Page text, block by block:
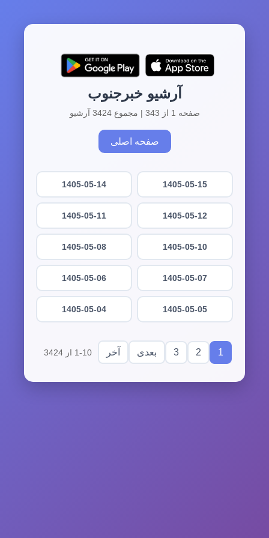
آرشیو خبرجنوب
صفحه 1 از 343 | مجموع 3424 آرشیو
صفحه اصلی
1405-05-15
1405-05-14
1405-05-12
1405-05-11
1405-05-10
1405-05-08
1405-05-07
1405-05-06
1405-05-05
1405-05-04
1
2
3 بعدی آخر 1-10 از 3424